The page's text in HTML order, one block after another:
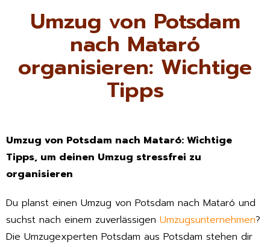
Umzug von Potsdam
nach Mataró
organisieren: Wichtige
Tipps
Umzug von Potsdam nach Mataró: Wichtige
Tipps, um deinen Umzug stressfrei zu
organisieren
Du planst einen Umzug von Potsdam nach Mataró und
suchst nach einem zuverlässigen Umzugsunternehmen?
Die Umzugexperten Potsdam aus Potsdam stehen dir